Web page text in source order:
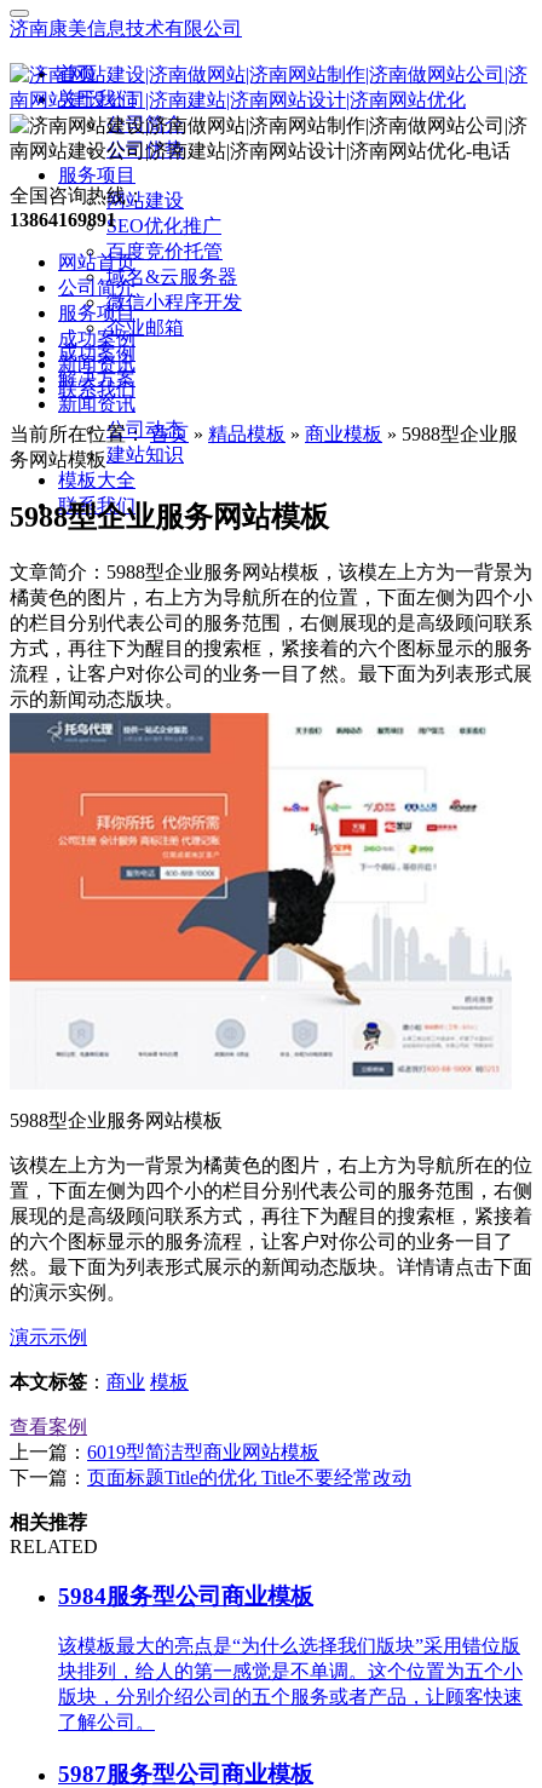
济南康美信息技术有限公司
首页
关于我们
公司简介
公司优势
服务项目
网站建设
SEO优化推广
百度竞价托管
域名&云服务器
微信小程序开发
企业邮箱
成功案例
解决方案
新闻资讯
公司动态
建站知识
模板大全
联系我们
全国咨询热线：
13864169891
网站首页
公司简介
服务项目
成功案例
新闻资讯
联系我们
当前所在位置：首页 » 精品模板 » 商业模板 » 5988型企业服
务网站模板
5988型企业服务网站模板
文章简介： 5988型企业服务网站模板，该模左上方为一背景为
橘黄色的图片，右上方为导航所在的位置，下面左侧为四个小
的栏目分别代表公司的服务范围，右侧展现的是高级顾问联系
方式，再往下为醒目的搜索框，紧接着的六个图标显示的服务
流程，让客户对你公司的业务一目了然。最下面为列表形式展
示的新闻动态版块。
5988型企业服务网站模板
该模左上方为一背景为橘黄色的图片，右上方为导航所在的位
置，下面左侧为四个小的栏目分别代表公司的服务范围，右侧
展现的是高级顾问联系方式，再往下为醒目的搜索框，紧接着
的六个图标显示的服务流程，让客户对你公司的业务一目了
然。最下面为列表形式展示的新闻动态版块。详情请点击下面
的演示实例。
演示示例
本文标签 ： 商业 模板
查看案例
上一篇： 6019型简洁型商业网站模板
下一篇： 页面标题Title的优化 Title不要经常改动
相关推荐
RELATED
5984服务型公司商业模板
该模板最大的亮点是“为什么选择我们版块”采用错位版
块排列，给人的第一感觉是不单调。这个位置为五个小
版块，分别介绍公司的五个服务或者产品，让顾客快速
了解公司。
5987服务型公司商业模板